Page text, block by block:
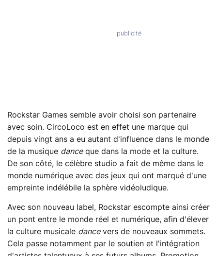
Rockstar Games semble avoir choisi son partenaire
avec soin. CircoLoco est en effet une marque qui
depuis vingt ans a eu autant d'influence dans le monde
de la musique danceque dans la mode et la culture.
De son côté, le célèbre studio a fait de même dans le
monde numérique avec des jeux qui ont marqué d'une
empreinte indélébile la sphère vidéoludique.
Avec son nouveau label, Rockstar escompte ainsi créer
un pont entre le monde réel et numérique, afin d'élever
la culture musicale dancevers de nouveaux sommets.
Cela passe notamment par le soutien et l'intégration